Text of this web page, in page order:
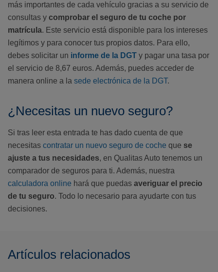
más importantes de cada vehículo gracias a su servicio de
consultas y comprobar el seguro de tu coche por
matrícula. Este servicio está disponible para los intereses
legítimos y para conocer tus propios datos. Para ello,
debes solicitar un informe de la DGT y pagar una tasa por
el servicio de 8,67 euros. Además, puedes acceder de
manera online a la sede electrónica de la DGT.
¿Necesitas un nuevo seguro?
Si tras leer esta entrada te has dado cuenta de que
necesitas contratar un nuevo seguro de coche que se
ajuste a tus necesidades, en Qualitas Auto tenemos un
comparador de seguros para ti. Además, nuestra
calculadora online hará que puedas averiguar el precio
de tu seguro. Todo lo necesario para ayudarte con tus
decisiones.
Artículos relacionados